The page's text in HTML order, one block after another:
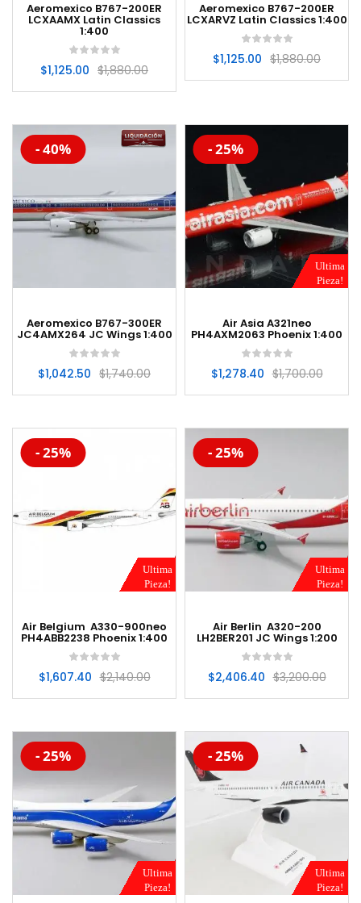
Aeromexico B767-200ER
LCXAAMX Latin Classics
1:400
$1,880.00
$1,125.00
Aeromexico B767-200ER
LCXARVZ Latin Classics 1:400
$1,880.00
$1,125.00
-20%
- 40%
Aeromexico B767-300ER
JC4AMX264 JC Wings 1:400
$1,740.00
$1,042.50
-20%
Ultima
Pieza!
- 25%
Air Asia A321neo
PH4AXM2063 Phoenix 1:400
$1,700.00
$1,278.40
-20%
Ultima
Pieza!
- 25%
Air Belgium A330-900neo
PH4ABB2238 Phoenix 1:400
$2,140.00
$1,607.40
-20%
Ultima
Pieza!
- 25%
Air Berlin A320-200
LH2BER201 JC Wings 1:200
$3,200.00
$2,406.40
-20%
Ultima
Pieza!
- 25% -20%
Ultima
Pieza!
- 25%